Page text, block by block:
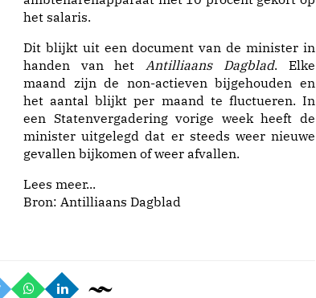
het salaris.
Dit blijkt uit een document van de minister in
handen van het Antilliaans Dagblad. Elke
maand zijn de non-actieven bijgehouden en
het aantal blijkt per maand te fluctueren. In
een Statenvergadering vorige week heeft de
minister uitgelegd dat er steeds weer nieuwe
gevallen bijkomen of weer afvallen.
Lees meer...
Bron: Antilliaans Dagblad